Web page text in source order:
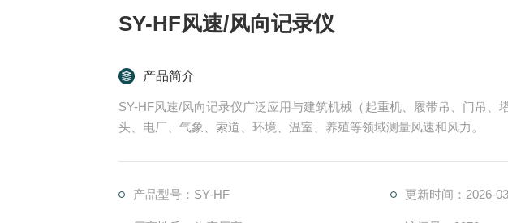
SY-HF风速/风向记录仪
产品简介
SY-HF风速/风向记录仪广泛应用与建筑机械（起重机、履带吊、门吊、
头、电厂、气象、索道、环境、温室、养殖等领域测量风速和风力。
产品型号：SY-HF 更新时间：2026-